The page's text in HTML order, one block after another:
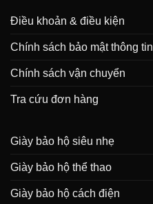
Điều khoản & điều kiện
Chính sách bảo mật thông tin
Chính sách vận chuyển
Tra cứu đơn hàng
Giày bảo hộ siêu nhẹ
Giày bảo hộ thể thao
Giày bảo hộ cách điện